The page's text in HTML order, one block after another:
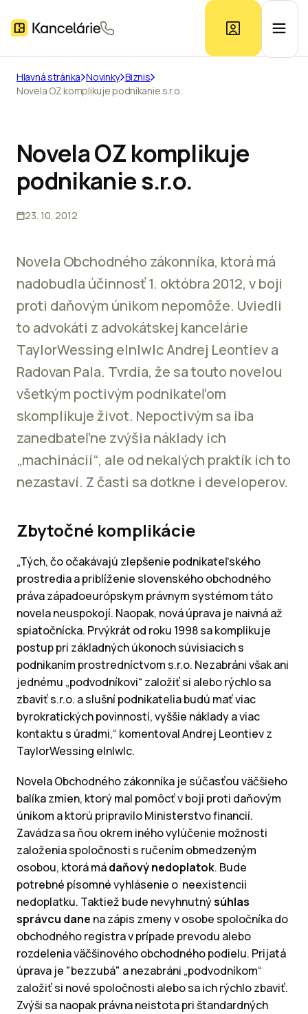
Ponuka kancelárií
Prieskum trhu
Kontakt
Hlavná stránka Novinky Biznis
Novela OZ komplikuje podnikanie s.r.o.
Novela OZ komplikuje
podnikanie s.r.o.
23. 10. 2012
Novela Obchodného zákonníka, ktorá má
nadobudla účinnosť 1. októbra 2012, v boji
proti daňovým únikom nepomôže. Uviedli
to advokáti z advokátskej kancelárie
TaylorWessing e|n|w|c Andrej Leontiev a
Radovan Pala. Tvrdia, že sa touto novelou
všetkým poctivým podnikateľom
skomplikuje život. Nepoctivým sa iba
zanedbateľne zvýšia náklady ich
„machinácií“, ale od nekalých praktík ich to
nezastaví. Z časti sa dotkne i developerov.
Zbytočné komplikácie
„Tých, čo očakávajú zlepšenie podnikateľského
prostredia a priblíženie slovenského obchodného
práva západoeurópskym právnym systémom táto
novela neuspokojí. Naopak, nová úprava je naivná až
spiatočnícka. Prvýkrát od roku 1998 sa komplikuje
postup pri základných úkonoch súvisiacich s
podnikaním prostredníctvom s.r.o. Nezabráni však ani
jednému „podvodníkovi“ založiť si alebo rýchlo sa
zbaviť s.r.o. a slušní podnikatelia budú mať viac
byrokratických povinností, vyššie náklady a viac
kontaktu s úradmi,“ komentoval Andrej Leontiev z
TaylorWessing e|n|w|c.
Novela Obchodného zákonníka je súčasťou väčšieho
balíka zmien, ktorý mal pomôcť v boji proti daňovým
únikom a ktorú pripravilo Ministerstvo financií.
Zavádza sa ňou okrem iného vylúčenie možnosti
založenia spoločnosti s ručením obmedzeným
osobou, ktorá mádaňový nedoplatok. Bude
potrebné písomné vyhlásenie o neexistencii
nedoplatku. Taktiež bude nevyhnutnýsúhlas
správcu dane na zápis zmeny v osobe spoločníka do
obchodného registra v prípade prevodu alebo
rozdelenia väčšinového obchodného podielu. Prijatá
úprava je "bezzubá" a nezabráni „podvodníkom“
založiť si nové spoločnosti alebo sa ich rýchlo zbaviť.
Zvýši sa naopak právna neistota pri štandardných